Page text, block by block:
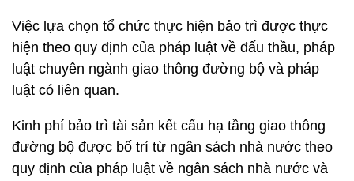
Việc lựa chọn tổ chức thực hiện bảo trì được thực
hiện theo quy định của pháp luật về đấu thầu, pháp
luật chuyên ngành giao thông đường bộ và pháp
luật có liên quan.
Kinh phí bảo trì tài sản kết cấu hạ tầng giao thông
đường bộ được bố trí từ ngân sách nhà nước theo
quy định của pháp luật về ngân sách nhà nước và